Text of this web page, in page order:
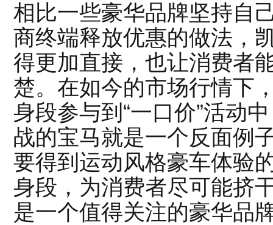
相比一些豪华品牌坚持自
商终端释放优惠的做法，
得更加直接，也让消费者
楚。在如今的市场行情下
身段参与到“一口价”活动
战的宝马就是一个反面例
要得到运动风格豪车体验
身段，为消费者尽可能挤
是一个值得关注的豪华品